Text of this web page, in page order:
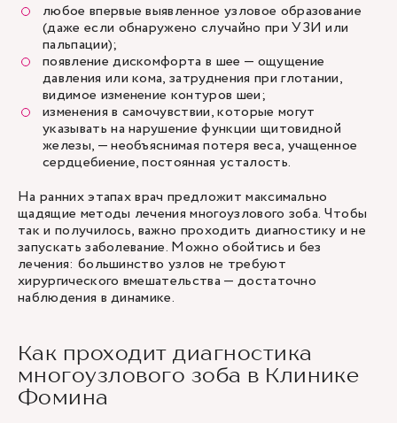
любое впервые выявленное узловое образование
(даже если обнаружено случайно при УЗИ или
пальпации);
появление дискомфорта в шее — ощущение
давления или кома, затруднения при глотании,
видимое изменение контуров шеи;
изменения в самочувствии, которые могут
указывать на нарушение функции щитовидной
железы, — необъяснимая потеря веса, учащенное
сердцебиение, постоянная усталость.
На ранних этапах врач предложит максимально
щадящие методы лечения многоузлового зоба. Чтобы
так и получилось, важно проходить диагностику и не
запускать заболевание. Можно обойтись и без
лечения: большинство узлов не требуют
хирургического вмешательства — достаточно
наблюдения в динамике.
Как проходит диагностика
многоузлового зоба в Клинике
Фомина